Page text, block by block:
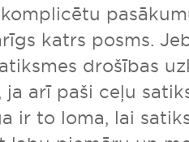
katrs posms.
drošības
arī paši ceļu
ir to loma, lai